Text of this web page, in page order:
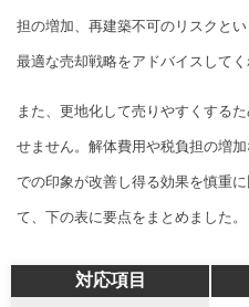
担の増加、再建築不可のリスクと
最適な売却戦略をアドバイスしてく
また、更地化して売りやすくする
せません。解体費用や税負担の増
での印象が改善し得る効果を慎重
て、下の表に要点をまとめました。
対応項目